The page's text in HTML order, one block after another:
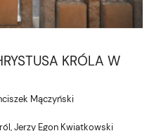
KRÓLA W
Mączyński
Jerzy Egon Kwiatkowski